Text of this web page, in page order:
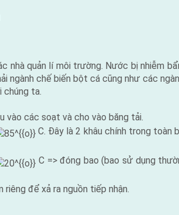
quản lí môi trường. Nước bị nhiễm
chế biến bột cá cũng như các
chúng ta.
vào các soạt và cho vào băng tải.
C. Đây là 2 khâu chính trong toàn
C => đóng bao (bao sử dụng
để xả ra nguồn tiếp nhận.